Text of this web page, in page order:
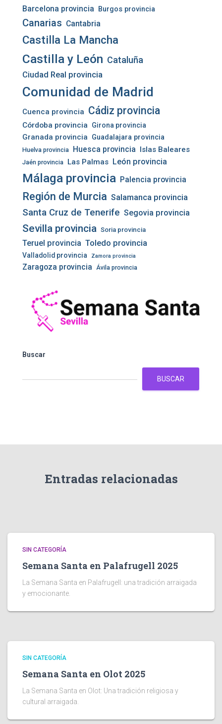
Barcelona provincia Burgos provincia
Canarias Cantabria
Castilla La Mancha
Castilla y León Cataluña
Ciudad Real provincia
Comunidad de Madrid
Cuenca provincia Cádiz provincia
Córdoba provincia Girona provincia
Granada provincia Guadalajara provincia
Huelva provincia Huesca provincia Islas Baleares
Jaén provincia Las Palmas León provincia
Málaga provincia Palencia provincia
Región de Murcia Salamanca provincia
Santa Cruz de Tenerife Segovia provincia
Sevilla provincia Soria provincia
Teruel provincia Toledo provincia
Valladolid provincia Zamora provincia
Zaragoza provincia Ávila provincia
Buscar
BUSCAR
Entradas relacionadas
SIN CATEGORÍA
Semana Santa en Palafrugell 2025
La Semana Santa en Palafrugell: una tradición arraigada
y emocionante.
SIN CATEGORÍA
Semana Santa en Olot 2025
La Semana Santa en Olot: Una tradición religiosa y
cultural arraigada.